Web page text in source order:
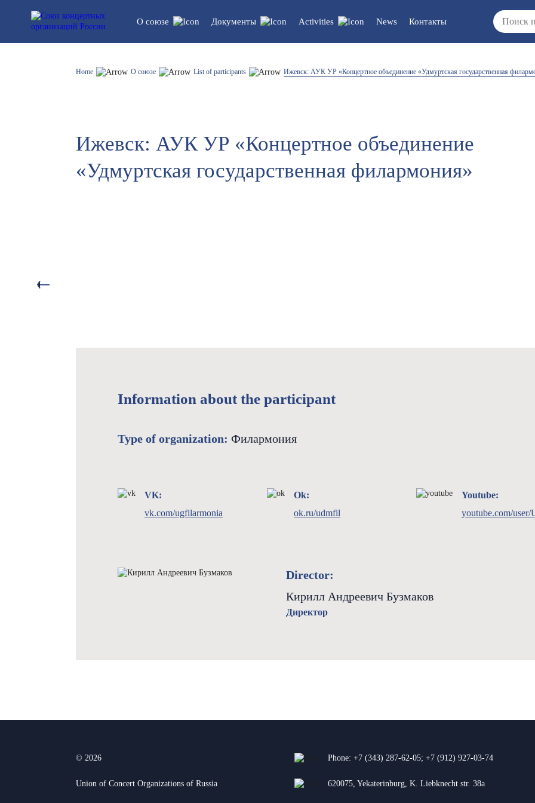
О союзе
Устав союза
List of participants
Документы
Legal documents/updates
Activities
Vacancies
News Контакты
Home О союзе List of participants Ижевск: АУК УР «Концертное объединение «Удмуртская государственная
Ижевск: АУК УР «Концертное объединение
«Удмуртская государственная филармония»
Information about the participant
Type of organization: Филармония
VK:
vk.com/ugfilarmonia
Ok:
ok.ru/udmfil
Youtube:
youtube.com/user/
Director:
Кирилл Андреевич Бузмаков
Директор
© 2026
Union of Concert Organizations of Russia
Phone: +7 (343) 287-62-05; +7 (912) 927-03-74
620075, Yekaterinburg, K. Liebknecht str. 38a